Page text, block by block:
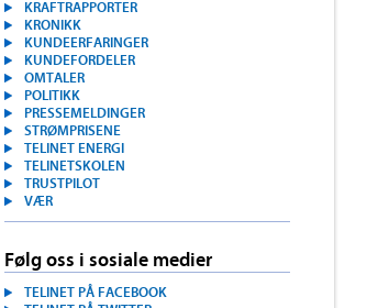
KRAFTRAPPORTER
KRONIKK
KUNDEERFARINGER
KUNDEFORDELER
OMTALER
POLITIKK
PRESSEMELDINGER
STRØMPRISENE
TELINET ENERGI
TELINETSKOLEN
TRUSTPILOT
VÆR
Følg oss i sosiale medier
TELINET PÅ FACEBOOK